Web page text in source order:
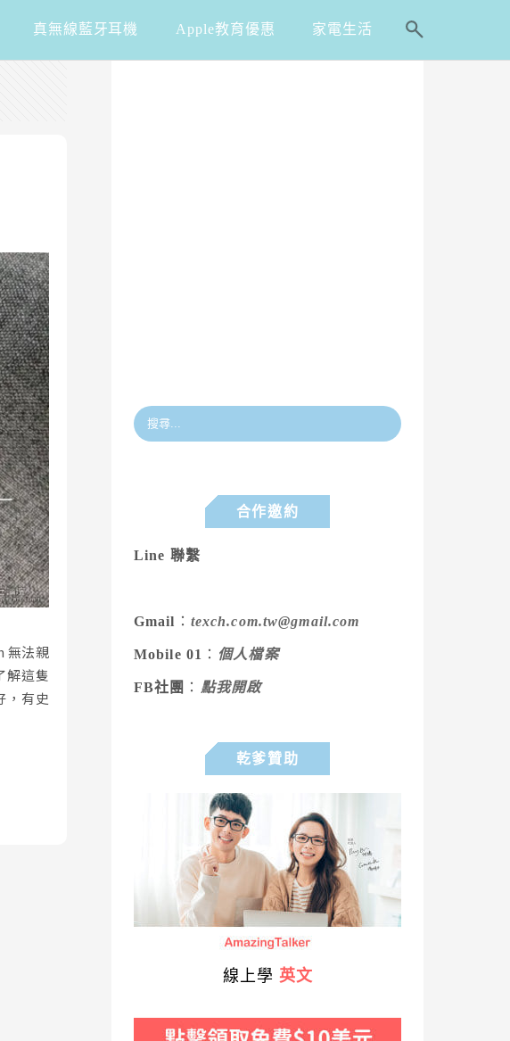
真無線藍牙耳機 Apple教育優惠 家電生活
無法親
解這隻
，有史
合作邀約
Line 聯繫
Gmail ： texch.com.tw@gmail.com
Mobile 01 ： 個人檔案
FB社團 ： 點我開啟
乾爹贊助
線上學 英文